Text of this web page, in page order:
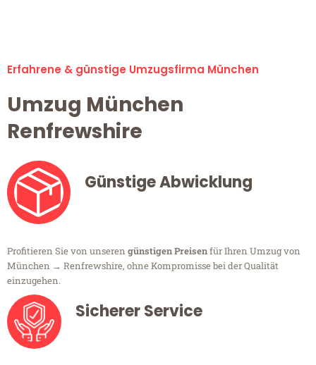
Erfahrene & günstige Umzugsfirma München
Umzug München
Renfrewshire
Günstige Abwicklung
Profitieren Sie von unseren günstigen Preisenfür Ihren Umzug von
München → Renfrewshire, ohne Kompromisse bei der Qualität
einzugehen.
Sicherer Service